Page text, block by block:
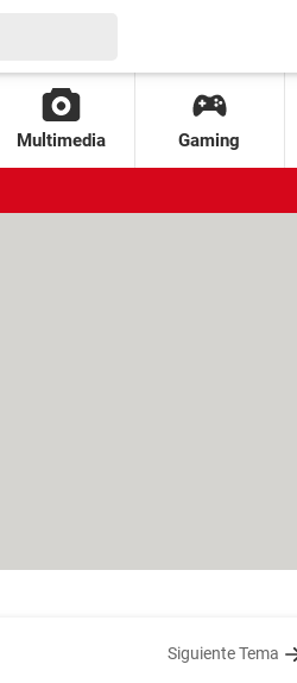
Multimedia Gaming
Siguiente Tema